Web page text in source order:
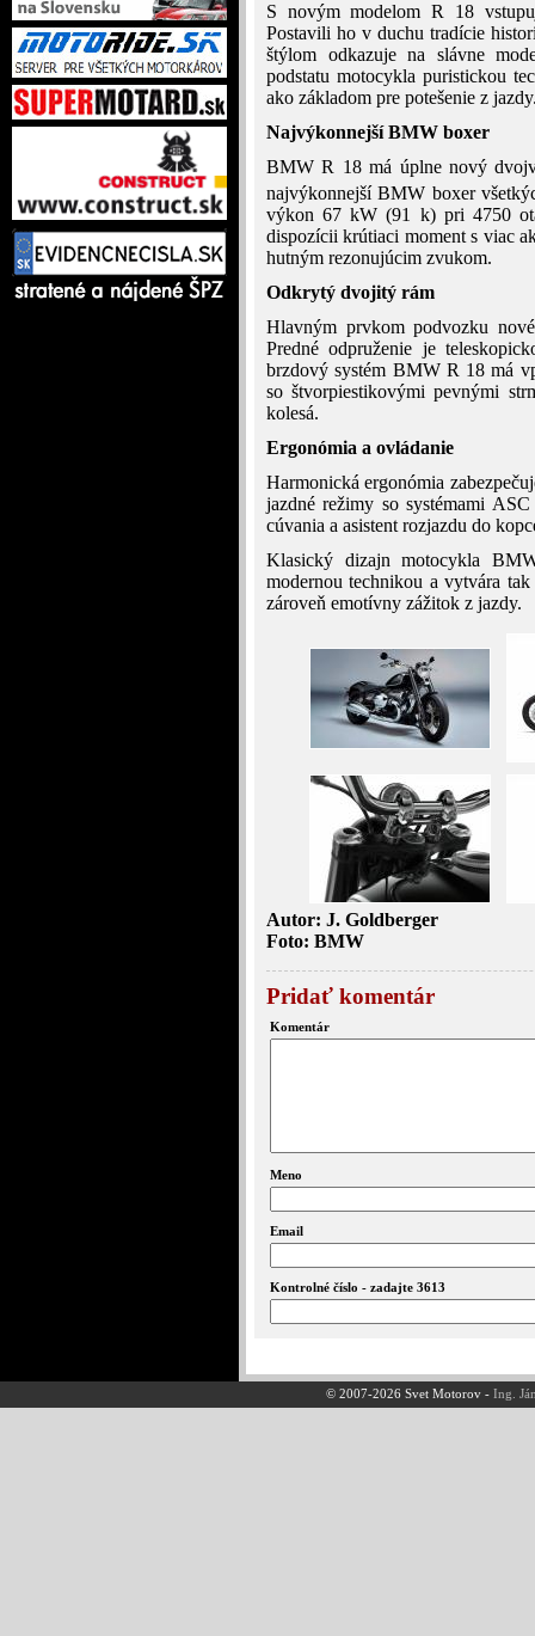
S novým modelom R 18
Postavili ho v duchu tradície
štýlom odkazuje na slávne
podstatu motocykla puristickou
ako základom pre potešenie z
Najvýkonnejší BMW boxer
BMW R 18 má úplne nový
najvýkonnejší BMW boxer
výkon 67 kW (91 k) pri 4750
dispozícii krútiaci moment s viac
hutným rezonujúcim zvukom.
Odkrytý dvojitý rám
Hlavným prvkom podvozku
Predné odpruženie je
brzdový systém BMW R 18 má
so štvorpiestikovými pevnými
kolesá.
Ergonómia a ovládanie
Harmonická ergonómia
jazdné režimy so systémami
cúvania a asistent rozjazdu do
Klasický dizajn motocykla
modernou technikou a vytvára
zároveň emotívny zážitok z jazdy.
Autor: J. Goldberger
Foto: BMW
Pridať komentár
Komentár
Meno
Email
Kontrolné číslo - zadajte 3613
© 2007-2026 Svet Motorov -Ing.